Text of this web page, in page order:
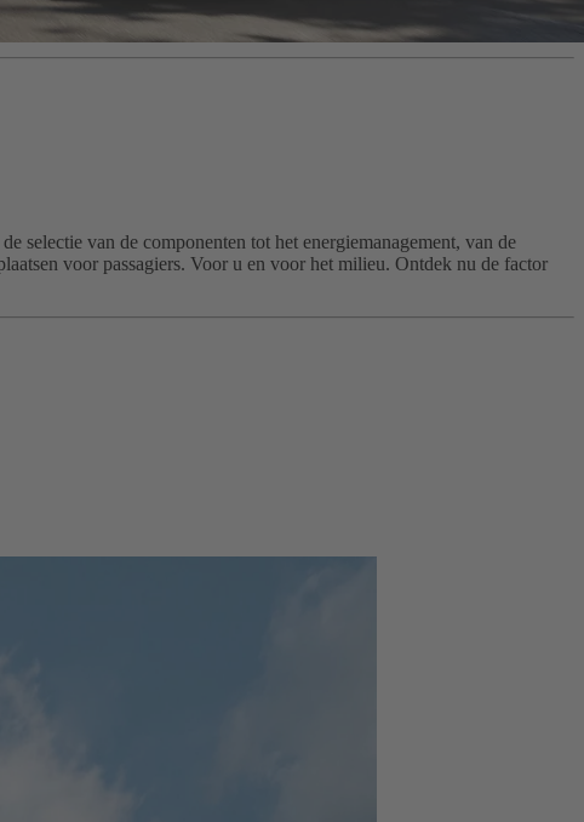
selectie van de componenten tot het energiemanagement, van de
voor passagiers. Voor u en voor het milieu. Ontdek nu de factor